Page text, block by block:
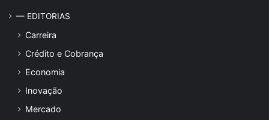
— EDITORIAS
Carreira
Crédito e Cobrança
Economia
Inovação
Mercado